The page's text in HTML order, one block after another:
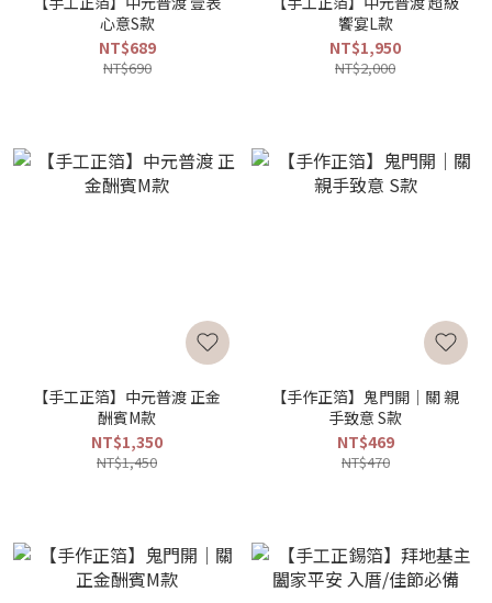
心意S款
NT$689
NT$690
饗宴L款
NT$1,950
NT$2,000
【手工正箔】中元普渡 正金
酬賓M款
NT$1,350
NT$1,450
【手作正箔】鬼門開｜關 親
手致意 S款
NT$469
NT$470